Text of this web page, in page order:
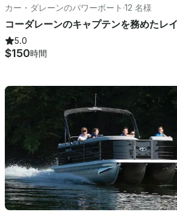
カー・ダレーンのパワーボート ·12 名様
5.0
$150時間